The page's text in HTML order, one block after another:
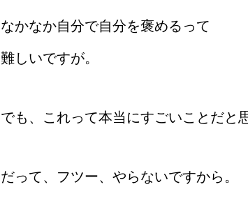
なかなか自分で自分を褒めるって
難しいですが。
でも、これって本当にすごいことだと
だって、フツー、やらないですから。